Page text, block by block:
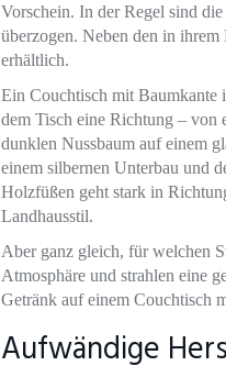
Vorschein. In der Regel sind
überzogen. Neben den in
erhältlich.
Ein Couchtisch mit Baumkante
dem Tisch eine Richtung – von
dunklen Nussbaum auf einem
einem silbernen Unterbau und
Holzfüßen geht stark in
Landhausstil.
Aber ganz gleich, für welchen
Atmosphäre und strahlen eine
Getränk auf einem Couchtisch
Aufwändige